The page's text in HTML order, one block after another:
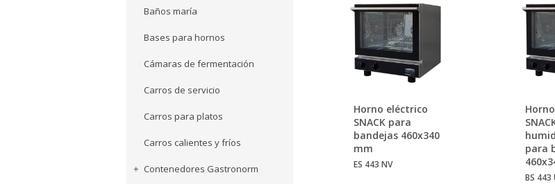
Baños maría
Bases para hornos
Cámaras de fermentación
Carros de servicio
Carros para platos
Carros calientes y fríos
Contenedores Gastronorm
Horno eléctrico
SNACK para
bandejas 460x340
mm
ES 443 NV
para
BS 443